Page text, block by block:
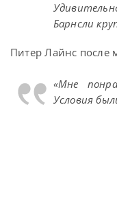
Барнсли
Питер Лайнс после
«Мне
Условия